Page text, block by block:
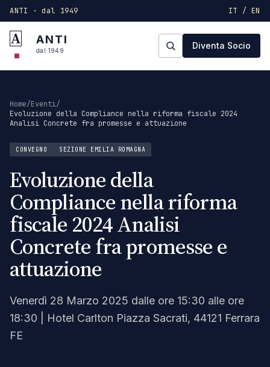
ANTI · dal 1949 IT / EN
A ANTI
dal 1949 Diventa Socio
Home/Eventi/
Evoluzione della Compliance nella riforma fiscale 2024
Analisi Concrete fra promesse e attuazione
CONVEGNO SEZIONE EMILIA ROMAGNA
Evoluzione della
Compliance nella riforma
fiscale 2024 Analisi
Concrete fra promesse e
attuazione
Venerdì 28 Marzo 2025 dalle ore 15:30 alle ore
18:30 | Hotel Carlton Piazza Sacrati, 44121 Ferrara
FE